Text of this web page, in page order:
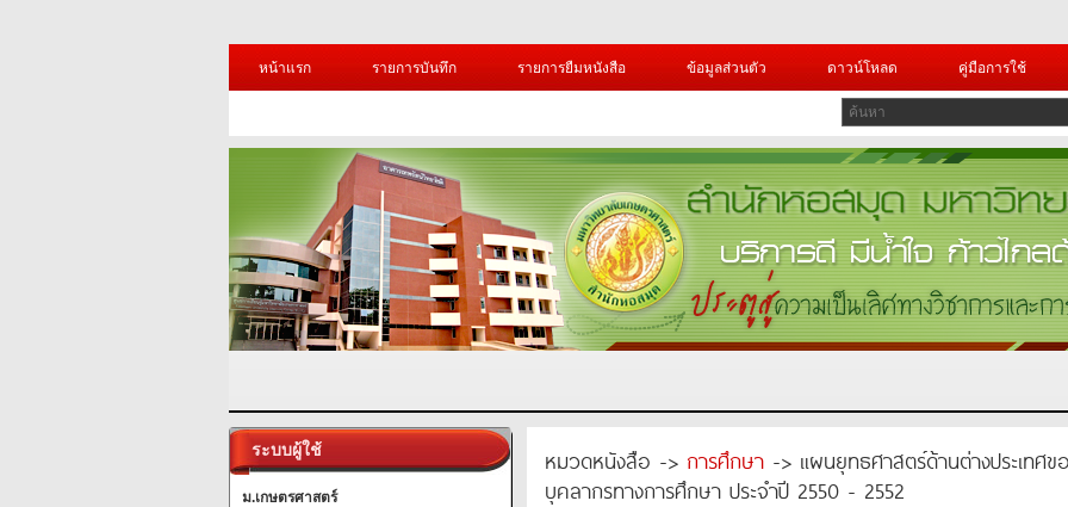
หน้าแรก
รายการบันทึก รายการยืมหนังสือ ข้อมูลส่วนตัว ดาวน์โหลด คู่มือการใช้
ระบบผู้ใช้
ม.เกษตรศาสตร์
หมวดหนังสือ -> การศึกษา -> แผนยุทธศาสตร์ด้านต่างประเทศ
บุคลากรทางการศึกษา ประจำปี 2550 - 2552